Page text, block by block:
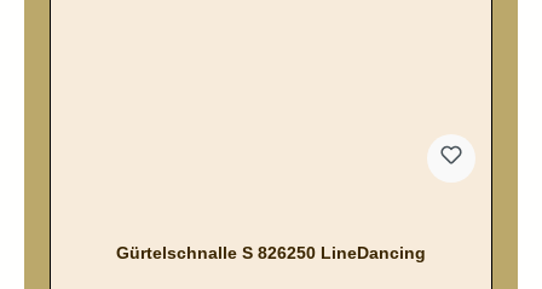
Gürtelschnalle S 826250 LineDancing